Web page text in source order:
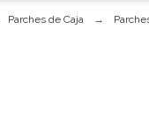
Parches de Caja